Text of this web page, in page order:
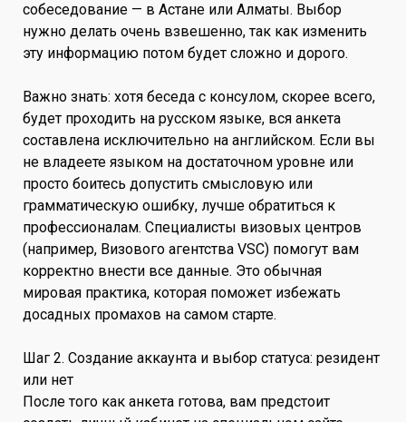
собеседование — в Астане или Алматы. Выбор
нужно делать очень взвешенно, так как изменить
эту информацию потом будет сложно и дорого.
Важно знать: хотя беседа с консулом, скорее всего,
будет проходить на русском языке, вся анкета
составлена исключительно на английском. Если вы
не владеете языком на достаточном уровне или
просто боитесь допустить смысловую или
грамматическую ошибку, лучше обратиться к
профессионалам. Специалисты визовых центров
(например, Визового агентства VSC) помогут вам
корректно внести все данные. Это обычная
мировая практика, которая поможет избежать
досадных промахов на самом старте.
Шаг 2. Создание аккаунта и выбор статуса: резидент
или нет
После того как анкета готова, вам предстоит